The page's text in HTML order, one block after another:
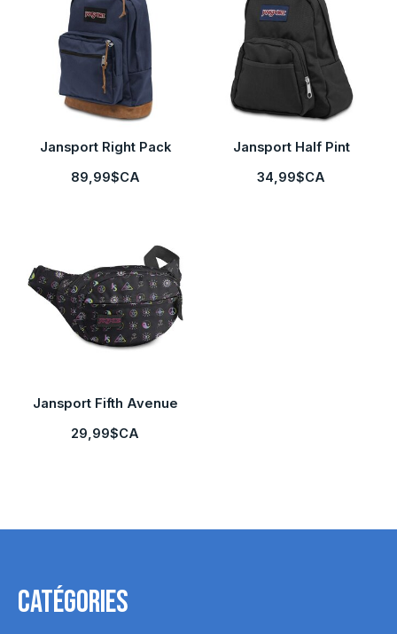
Jansport Right Pack
89,99$CA
Jansport Half Pint
34,99$CA
Jansport Fifth Avenue
29,99$CA
Catégories